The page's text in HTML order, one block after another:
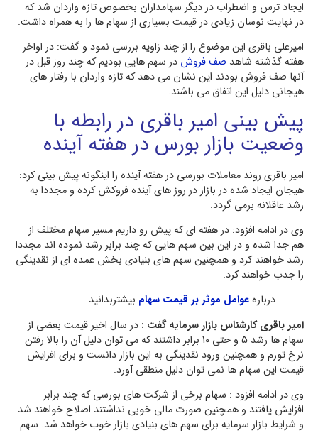
ایجاد ترس و اضطراب در دیگر سهامداران بخصوص تازه واردان شد که
در نهایت نوسان زیادی در قیمت بسیاری از سهام ها را به همراه داشت.
امیرعلی باقری این موضوع را از چند زاویه بررسی نمود و گفت: در اواخر
هفته گذشته شاهد صف فروش در سهم هایی بودیم که چند روز قبل در
آنها صف فروش بودند این نشان می دهد که تازه واردان با رفتار های
هیجانی دلیل این اتفاق می باشند.
پیش بینی امیر باقری در رابطه با
وضعیت بازار بورس در هفته آینده
امیر باقری روند معاملات بورسی در هفته آینده را اینگونه پیش بینی کرد:
هیجان ایجاد شده در بازار در روز های آینده فروکش کرده و مجددا به
رشد عاقلانه برمی گردد.
وی در ادامه افزود: در هفته ای که پیش رو داریم مسیر سهام مختلف از
هم جدا شده و در این بین سهم هایی که چند برابر رشد نموده اند مجددا
رشد خواهند کرد و همچنین سهم های بنیادی بخش عمده ای از نقدینگی
را جدب خواهند کرد.
دربارهعوامل موثر بر قیمت سهام بیشتربدانید
امیر باقری کارشناس بازار سرمایه گفت : در سال اخیر قیمت بعضی از
سهام ها رشد 5 و حتی 10 برابر داشتند که می توان دلیل آن را بالا رفتن
نرخ تورم و همچنین ورود نقدینگی به این بازار دانست و برای افزایش
قیمت این سهام ها نمی توان دلیل منطقی آورد.
وی در ادامه افزود : سهام برخی از شرکت های بورسی که چند برابر
افزایش یافتند و همچنین صورت مالی خوبی نداشتند اصلاح خواهند شد
و شرایط بازار سرمایه برای سهم های بنیادی بازار خوب خواهد شد. سهم